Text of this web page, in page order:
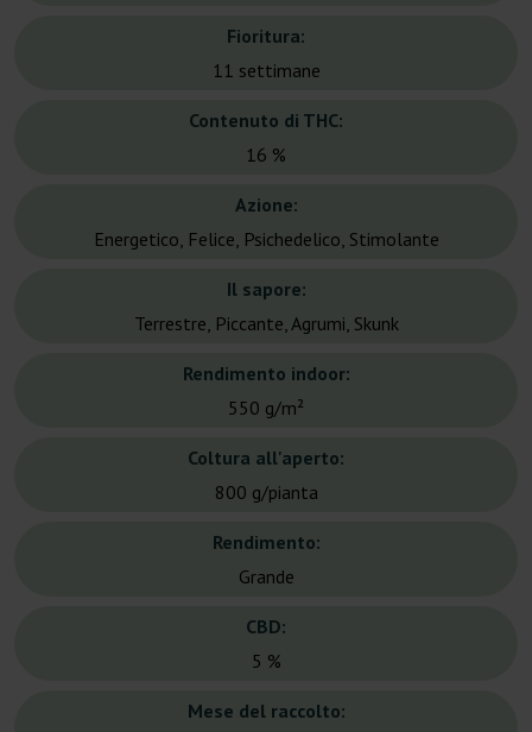
Fioritura:
11 settimane
Contenuto di THC:
16 %
Azione:
Energetico, Felice, Psichedelico, Stimolante
Il sapore:
Terrestre, Piccante, Agrumi, Skunk
Rendimento indoor:
550 g/m²
Coltura all'aperto:
800 g/pianta
Rendimento:
Grande
CBD:
5 %
Mese del raccolto: